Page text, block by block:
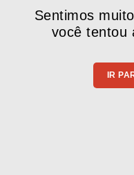
Sentimos
você tentou
IR